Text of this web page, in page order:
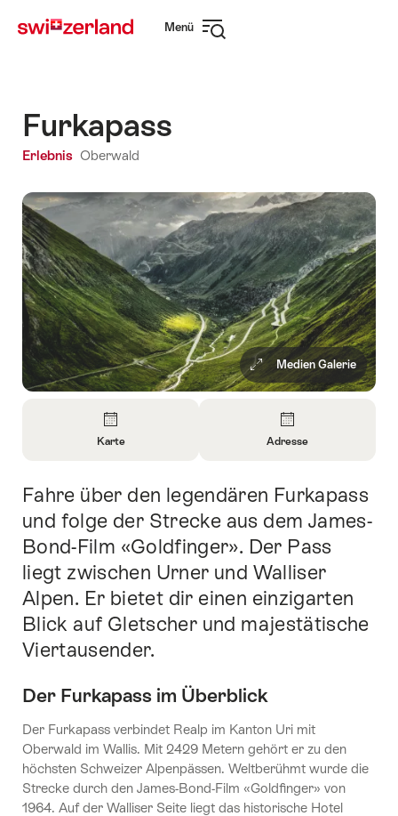
Menü
Furkapass
Erlebnis Oberwald
Medien Galerie
Karte
öffnen
Karte
Kontakt
öffnen
Adresse
Einleitung
Fahre über den legendären Furkapass
und folge der Strecke aus dem James-
Bond-Film «Goldfinger». Der Pass
liegt zwischen Urner und Walliser
Alpen. Er bietet dir einen einzigarten
Blick auf Gletscher und majestätische
Viertausender.
Der Furkapass im Überblick
Der Furkapass verbindet Realp im Kanton Uri mit
Oberwald im Wallis. Mit 2429 Metern gehört er zu den
höchsten Schweizer Alpenpässen. Weltberühmt wurde die
Strecke durch den James-Bond-Film «Goldfinger» von
1964. Auf der Walliser Seite liegt das historische Hotel